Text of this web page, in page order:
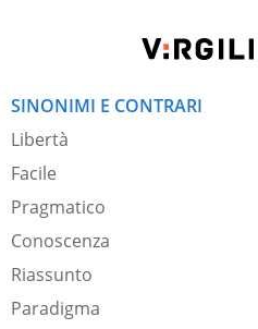
SINONIMI E CONTRARI
Libertà
Facile
Pragmatico
Conoscenza
Riassunto
Paradigma